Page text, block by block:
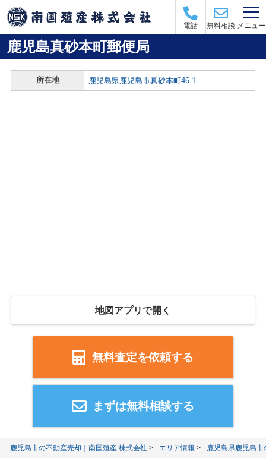
電話 無料相談 メニュー
鹿児島真砂本町郵便局
所在地 鹿児島県鹿児島市真砂本町46-1
地図アプリで開く
無料査定を依頼する
まずは無料相談する
鹿児島市の不動産売却｜南国殖産 株式会社 エリア情報 鹿児島県鹿児島